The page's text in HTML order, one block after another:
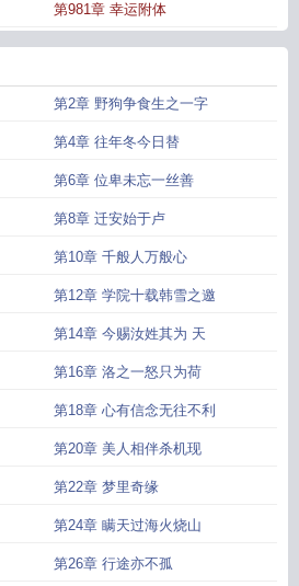
第981章 幸运附体
第2章 野狗争食生之一字
第4章 往年冬今日替
第6章 位卑未忘一丝善
第8章 迁安始于卢
第10章 千般人万般心
第12章 学院十载韩雪之邀
第14章 今赐汝姓其为 天
第16章 洛之一怒只为荷
第18章 心有信念无往不利
第20章 美人相伴杀机现
第22章 梦里奇缘
第24章 瞒天过海火烧山
第26章 行途亦不孤